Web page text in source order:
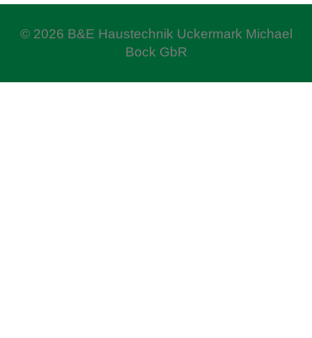
© 2026 B&E Haustechnik Uckermark Michael
Bock GbR